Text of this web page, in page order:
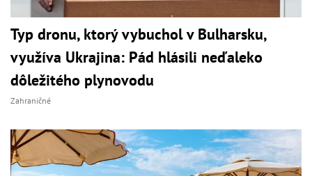
Typ dronu, ktorý vybuchol v Bulharsku,
využíva Ukrajina: Pád hlásili neďaleko
dôležitého plynovodu
Zahraničné